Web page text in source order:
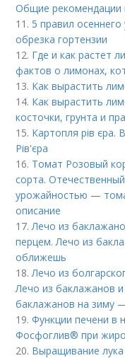
Общие
11. 5 правил
обрезка гортензии
12. Где и как растет
фактов о лимонах,
13. Как вырастить
14. Как вырастить
косточки, грунта и
15. Картопля рів єра.
Рів'єра
16. Томат Розовый
сорта.
урожайностью —
описание
17.Лечо из
перцем. Лечо из
оближешь
18.Лечо из
Лечо из баклажанов
баклажанов на зиму
19.Функции печени в
Фосфоглив® при
20. Выращивание